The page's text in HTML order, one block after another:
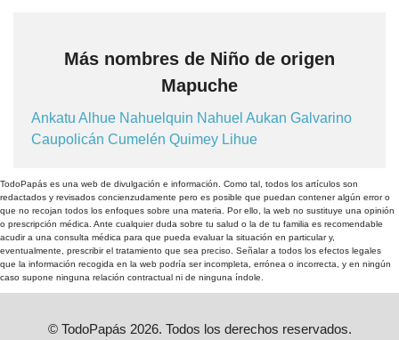
Más nombres de Niño de origen
Mapuche
Ankatu Alhue Nahuelquin Nahuel Aukan Galvarino
Caupolicán Cumelén Quimey Lihue
TodoPapás es una web de divulgación e información. Como tal, todos los artículos son
redactados y revisados concienzudamente pero es posible que puedan contener algún error o
que no recojan todos los enfoques sobre una materia. Por ello, la web no sustituye una opinión
o prescripción médica. Ante cualquier duda sobre tu salud o la de tu familia es recomendable
acudir a una consulta médica para que pueda evaluar la situación en particular y,
eventualmente, prescribir el tratamiento que sea preciso. Señalar a todos los efectos legales
que la información recogida en la web podría ser incompleta, errónea o incorrecta, y en ningún
caso supone ninguna relación contractual ni de ninguna índole.
© TodoPapás 2026. Todos los derechos reservados.